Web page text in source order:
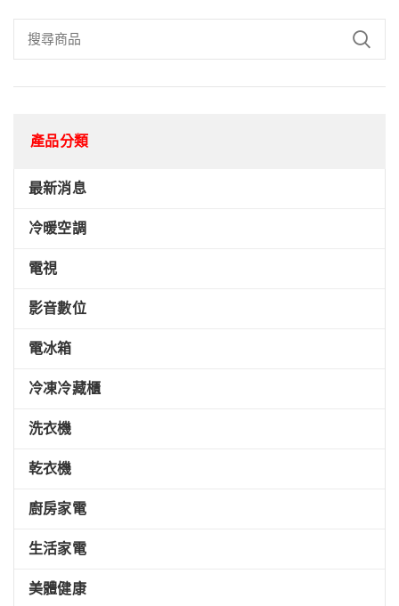
產品分類
最新消息
冷暖空調
電視
影音數位
電冰箱
冷凍冷藏櫃
洗衣機
乾衣機
廚房家電
生活家電
美體健康